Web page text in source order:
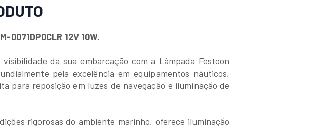
0071DP0CLR 12V 10W.
da sua embarcação com a Lâmpada Festoon
pela excelência em equipamentos náuticos,
para reposição em luzes de navegação e iluminação de
rigorosas do ambiente marinho, oferece iluminação